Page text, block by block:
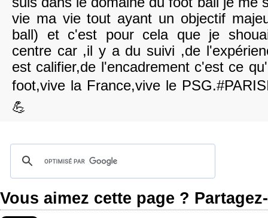
vie ma vie tout ayant un objectif
ball) et c'est pour cela que je
centre car ,il y a du suivi ,de
est califier,de l'encadrement c'est ce
foot,vive la France,vive le
💪
Vous aimez cette page ?